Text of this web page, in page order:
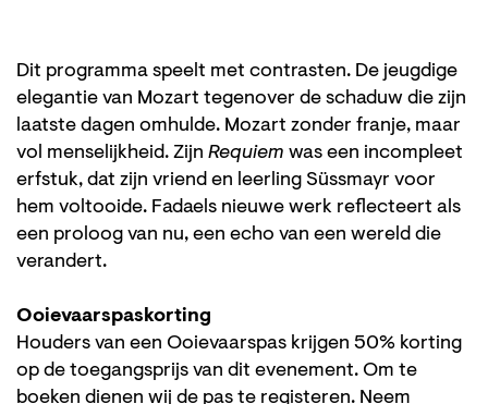
Dit programma speelt met contrasten. De jeugdige
elegantie van Mozart tegenover de schaduw die zijn
laatste dagen omhulde. Mozart zonder franje, maar
vol menselijkheid. Zijn Requiem was een incompleet
erfstuk, dat zijn vriend en leerling Süssmayr voor
hem voltooide. Fadaels nieuwe werk reflecteert als
een proloog van nu, een echo van een wereld die
verandert.
Ooievaarspaskorting
Houders van een Ooievaarspas krijgen 50% korting
op de toegangsprijs van dit evenement. Om te
boeken dienen wij de pas te registeren. Neem